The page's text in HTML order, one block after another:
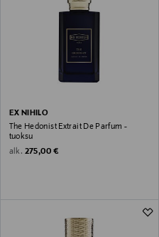
EX NIHILO
The Hedonist Extrait De Parfum -
tuoksu
alk. Original Price
275,00 €